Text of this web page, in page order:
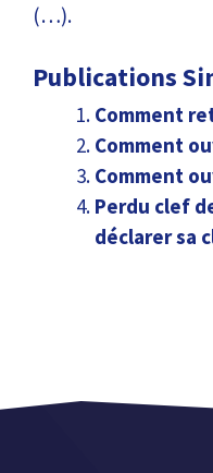
(…).
Publications
Comment
Comment
Comment
Perdu clef
déclarer sa